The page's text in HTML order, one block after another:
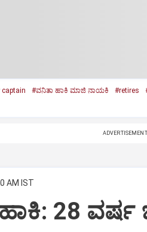
captain #ವನಿತಾ ಹಾಕಿ ಮಾಜಿ ನಾಯಕಿ #retires
ADVERTISEMENT
AM IST
28